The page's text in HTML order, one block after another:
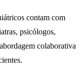
contam com
psicólogos,
colaborativa